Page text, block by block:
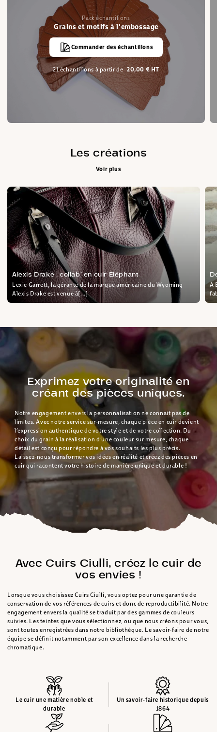
Pack échantillons
Grains et motifs à l'embossage
Commander des échantillons
21 échantillons à partir de 20,00 € HT
Les créations
Voir plus
Alexis Drake : collab’ en cuir Eléphant
Lexie Garrett, la gérante de la marque américaine du Wyoming
Alexis Drake est venue à[...]
A
Exprimez votre originalité en
créant des pièces uniques.
Notre engagement envers la personnalisation ne connait pas de
limites. Avec notre service sur-mesure, chaque pièce en cuir devient
l’expression authentique de votre style et de votre collection. Du
choix du grain à la réalisation d’une couleur sur mesure, chaque
détail est conçu pour répondre à vos souhaits les plus précis.
Laissez-nous transformer vos idées en réalité et créez des pièces en
cuir qui racontent votre histoire de manière unique et durable !
Avec Cuirs Ciulli, créez le cuir de
vos envies !
Lorsque vous choisissez Cuirs Ciulli, vous optez pour une garantie de
conservation de vos références de cuirs et donc de reproductibilité. Notre
engagement envers la qualité se traduit par des gammes de couleurs
suivies. Les teintes que vous sélectionnez, ou que nous créons pour vous,
sont toutes enregistrées dans notre bibliothèque. Le savoir-faire de notre
équipe se définit notamment par son excellence dans la recherche
chromatique.
Le cuir une matière noble et
durable
Un savoir-faire historique depuis
1864